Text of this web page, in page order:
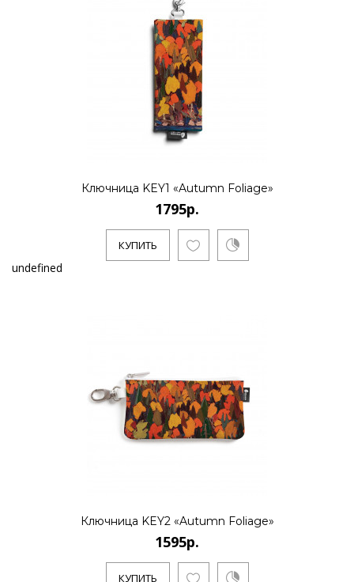
Ключница KEY1 «Autumn Foliage»
1795р.
КУПИТЬ
undefined
Ключница KEY2 «Autumn Foliage»
1595р.
КУПИТЬ